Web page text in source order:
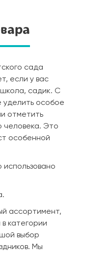
сада
если у вас
садик. С
особое
отметить
человека. Это
особенной
использовано
ассортимент,
категории
выбор
Мы